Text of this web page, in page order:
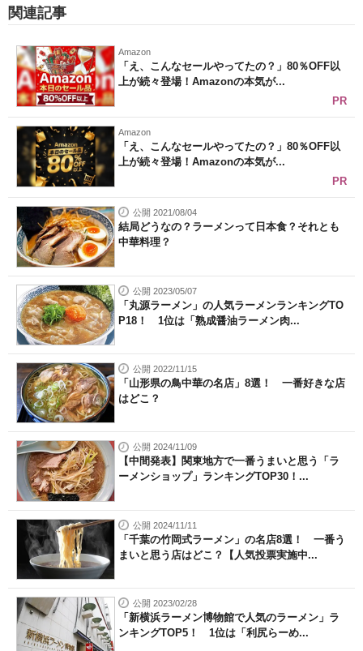
関連記事
Amazon
「え、こんなセールやってたの？」80％OFF以
上が続々登場！Amazonの本気が...
PR
Amazon
「え、こんなセールやってたの？」80％OFF以
上が続々登場！Amazonの本気が...
PR
公開 2021/08/04
結局どうなの？ラーメンって日本食？それとも
中華料理？
公開 2023/05/07
「丸源ラーメン」の人気ラーメンランキングTO
P18！ 1位は「熟成醤油ラーメン肉...
公開 2022/11/15
「山形県の鳥中華の名店」8選！ 一番好きな店
はどこ？
公開 2024/11/09
【中間発表】関東地方で一番うまいと思う「ラ
ーメンショップ」ランキングTOP30！...
公開 2024/11/11
「千葉の竹岡式ラーメン」の名店8選！ 一番う
まいと思う店はどこ？【人気投票実施中...
公開 2023/02/28
「新横浜ラーメン博物館で人気のラーメン」ラ
ンキングTOP5！ 1位は「利尻らーめ...